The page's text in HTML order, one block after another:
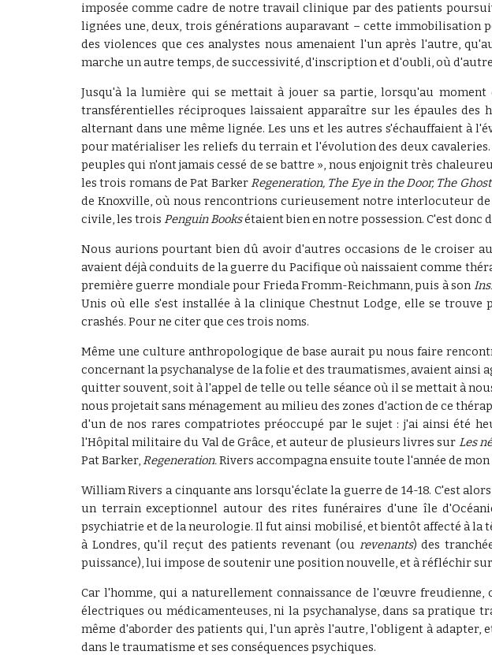
imposée comme cadre de notre travail clinique par des patients
lignées une, deux, trois générations auparavant – cette
des violences que ces analystes nous amenaient l'un après l'autre,
marche un autre temps, de successivité, d'inscription et d'oubli, où
Jusqu'à la lumière qui se mettait à jouer sa partie, lorsqu'au
transférentielles réciproques laissaient apparaître sur les épaules des
alternant dans une même lignée. Les uns et les autres s'échauffaient à
pour matérialiser les reliefs du terrain et l'évolution des deux
peuples qui n'ont jamais cessé de se battre », nous enjoignit très
les trois romans de Pat BarkerRegeneration, The Eye in the Door, The
de Knoxville, où nous rencontrions curieusement notre interlocuteur
civile, les trois Penguin Booksétaient bien en notre possession. C'est
Nous aurions pourtant bien dû avoir d'autres occasions de le croiser
avaient déjà conduits de la guerre du Pacifique où naissaient comme
première guerre mondiale pour Frieda Fromm-Reichmann, puis à son
Unis où elle s'est installée à la clinique Chestnut Lodge, elle se
crashés. Pour ne citer que ces trois noms.
Même une culture anthropologique de base aurait pu nous faire
concernant la psychanalyse de la folie et des traumatismes, avaient
quitter souvent, soit à l'appel de telle ou telle séance où il se mettait à
nous projetait sans ménagement au milieu des zones d'action de ce
d'un de nos rares compatriotes préoccupé par le sujet : j'ai ainsi été
l'Hôpital militaire du Val de Grâce, et auteur de plusieurs livres sur Les
Pat Barker,Regeneration.Rivers accompagna ensuite toute l'année de
William Rivers a cinquante ans lorsqu'éclate la guerre de 14-18. C'est
un terrain exceptionnel autour des rites funéraires d'une île
psychiatrie et de la neurologie. Il fut ainsi mobilisé, et bientôt affecté à
à Londres, qu'il reçut des patients revenant (ou revenants) des
puissance), lui impose de soutenir une position nouvelle, et à réfléchir
Car l'homme, qui a naturellement connaissance de l'œuvre
électriques ou médicamenteuses, ni la psychanalyse, dans sa
même d'aborder des patients qui, l'un après l'autre, l'obligent à
dans le traumatisme et ses conséquences psychiques.